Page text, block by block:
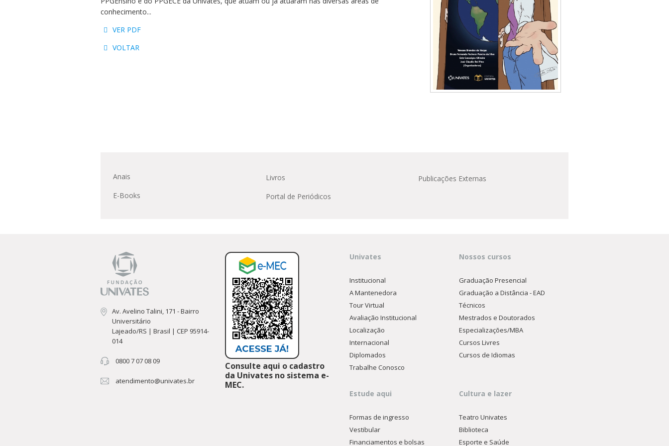
Residências Médicas
Trabalhe Conosco
conhecimento...
VER PDF
VOLTAR
Anais
E-Books
Livros
Portal de Periódicos
Publicações Externas
Av. Avelino Talini, 171 - Bairro
Universitário
Lajeado/RS | Brasil | CEP 95914-
014
0800 7 07 08 09
atendimento@univates.br
Consulte aqui o cadastro
da Univates no sistema e-
MEC.
Univates
Institucional
A Mantenedora
Tour Virtual
Avaliação Institucional
Localização
Internacional
Diplomados
Trabalhe Conosco
Nossos cursos
Graduação Presencial
Graduação a Distância - EAD
Técnicos
Mestrados e Doutorados
Especializações/MBA
Cursos Livres
Cursos de Idiomas
Estude aqui
Formas de ingresso
Vestibular
Financiamentos e bolsas
Cultura e lazer
Teatro Univates
Biblioteca
Esporte e Saúde